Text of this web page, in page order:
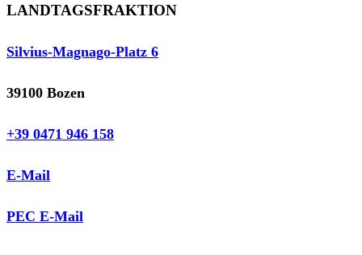
LANDTAGSFRAKTION
Silvius-Magnago-Platz 6
39100 Bozen
+39 0471 946 158
E-Mail
PEC E-Mail